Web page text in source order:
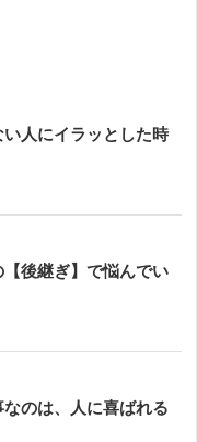
人にイラッとした時
後継ぎ】で悩んでい
のは、人に喜ばれる